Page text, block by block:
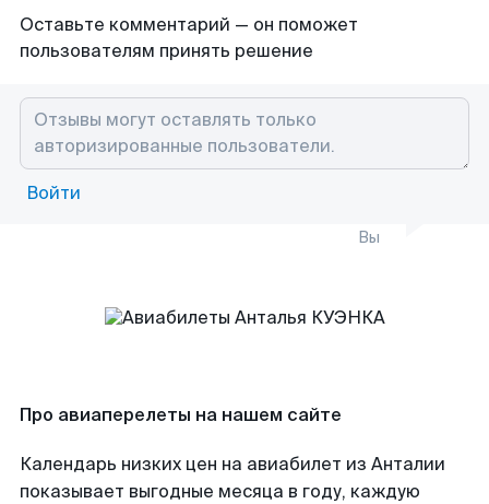
Оставьте комментарий — он поможет
пользователям принять решение
Войти
Вы
Про авиаперелеты на нашем сайте
Календарь низких цен на авиабилет из Анталии
показывает выгодные месяца в году, каждую